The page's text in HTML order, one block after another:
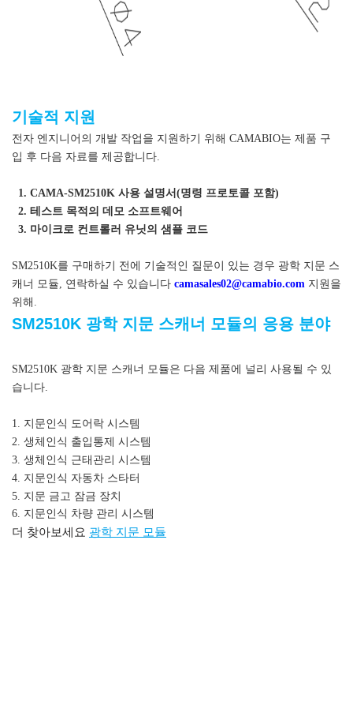
기술적 지원
전자 엔지니어의 개발 작업을 지원하기 위해 CAMABIO는 제품 구
입 후 다음 자료를 제공합니다.
1. CAMA-SM2510K 사용 설명서(명령 프로토콜 포함)
2. 테스트 목적의 데모 소프트웨어
3. 마이크로 컨트롤러 유닛의 샘플 코드
SM2510K를 구매하기 전에 기술적인 질문이 있는 경우 광학 지문 스
캐너 모듈, 연락하실 수 있습니다 camasales02@camabio.com 지원을
위해.
SM2510K 광학 지문 스캐너 모듈의 응용 분야
SM2510K 광학 지문 스캐너 모듈은 다음 제품에 널리 사용될 수 있
습니다.
1. 지문인식 도어락 시스템
2. 생체인식 출입통제 시스템
3. 생체인식 근태관리 시스템
4. 지문인식 자동차 스타터
5. 지문 금고 잠금 장치
6. 지문인식 차량 관리 시스템
더 찾아보세요 광학 지문 모듈